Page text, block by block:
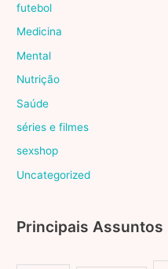
futebol
Medicina
Mental
Nutrição
Saúde
séries e filmes
sexshop
Uncategorized
Principais Assuntos